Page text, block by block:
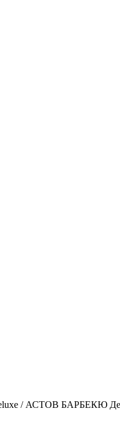
/ АСТОВ БАРБЕКЮ